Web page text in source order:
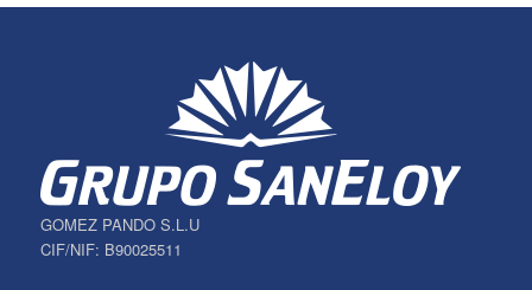
GOMEZ PANDO S.L.U
CIF/NIF: B90025511